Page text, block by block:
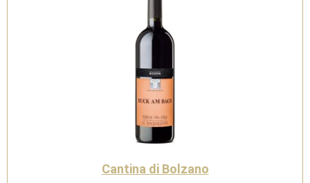
Cantina di Bolzano